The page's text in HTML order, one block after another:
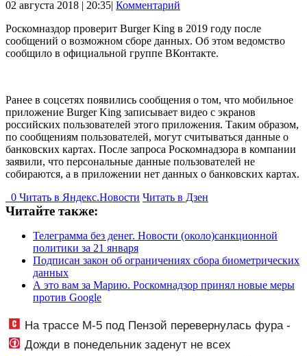
02 августа 2018 | 20:35| Комментарий
Роскомназдор проверит Burger King в 2019 году после
сообщений о возможном сборе данных. Об этом ведомство
сообщило в официальной группе ВКонтакте.
Ранее в соцсетях появились сообщения о том, что мобильное
приложение Burger King записывает видео с экранов
российских пользователей этого приложения. Таким образом,
по сообщениям пользователей, могут считываться данные о
банковских картах. После запроса Роскомнадзора в компании
заявили, что персональные данные пользователей не
собираются, а в приложении нет данных о банковских картах.
0 Читать в Яндекс.Новости Читать в Дзен
Читайте также:
Телеграмма без денег. Новости (около)санкционной
политики за 21 января
Подписан закон об ограничениях сбора биометрических
данных
А это вам за Марию. Роскомнадзор принял новые меры
против Google
На трассе М-5 под Пензой перевернулась фура -
Столица58
Дожди в понедельник заденут не всех